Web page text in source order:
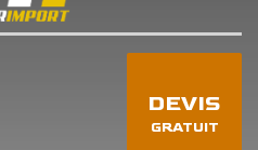
DEVIS
GRATUIT